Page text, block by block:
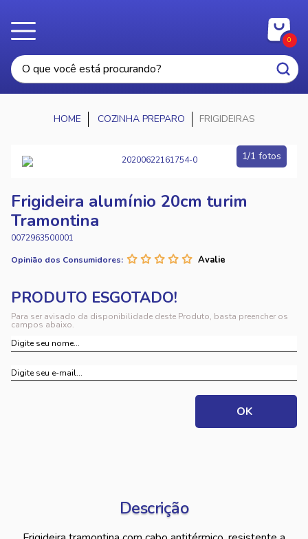
0
COZINHA PREPARO FRIGIDEIRAS
1/1 fotos
Frigideira alumínio 20cm turim
Tramontina
0072963500001
Opinião dos Consumidores:
Para ser avisado da disponibilidade deste Produto, basta preencher os
campos abaixo.
Descrição